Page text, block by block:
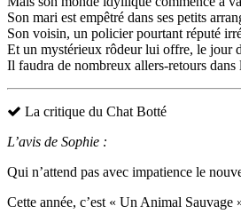
Son mari est empêtré dans ses petits
Son voisin, un policier pourtant réputé
Et un mystérieux rôdeur lui offre, le jour
Il faudra de nombreux allers-retours
La critique du Chat Botté
L’avis de Sophie :
Qui n’attend pas avec impatience le
Cette année, c’est « Un Animal